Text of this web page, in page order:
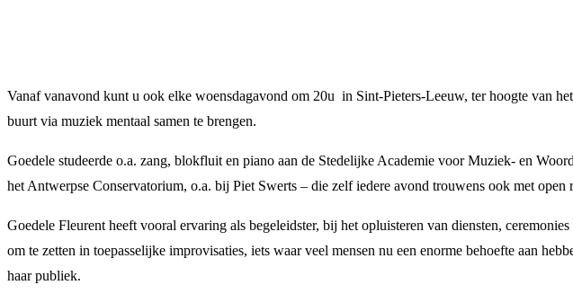
Vanaf vanavond kunt u ook elke woensdagavond om 20u in Sint-Pieters-Leeuw, ter hoogte van
buurt via muziek mentaal samen te brengen.
Goedele studeerde o.a. zang, blokfluit en piano aan de Stedelijke Academie voor Muziek- en
het Antwerpse Conservatorium, o.a. bij Piet Swerts – die zelf iedere avond trouwens ook met
Goedele Fleurent heeft vooral ervaring als begeleidster, bij het opluisteren van diensten,
om te zetten in toepasselijke improvisaties, iets waar veel mensen nu een enorme behoefte aan
haar publiek.